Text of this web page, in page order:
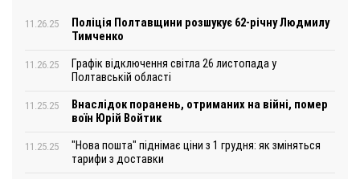
11.26.25
Поліція Полтавщини розшукує 62-річну Людмилу
Тимченко
11.26.25
Графік відключення світла 26 листопада у
Полтавській області
11.25.25
Внаслідок поранень, отриманих на війні, помер
воїн Юрій Войтик
11.25.25
"Нова пошта" піднімає ціни з 1 грудня: як зміняться
тарифи з доставки